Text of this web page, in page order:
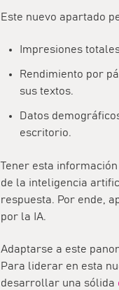
Este nuevo apartado
Impresiones
Rendimiento por
sus textos.
Datos
escritorio.
Tener esta
de la inteligencia
respuesta. Por ende,
por la IA.
Adaptarse a este
Para liderar en esta
desarrollar una sólida